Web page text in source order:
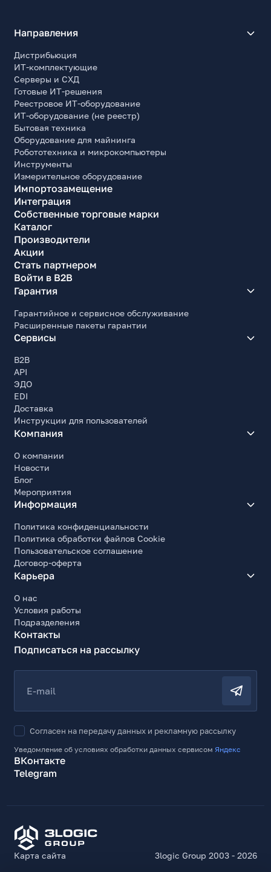
Направления
Дистрибьюция
ИТ-комплектующие
Серверы и СХД
Готовые ИТ-решения
Реестровое ИТ-оборудование
ИТ-оборудование (не реестр)
Бытовая техника
Оборудование для майнинга
Робототехника и микрокомпьютеры
Инструменты
Измерительное оборудование
Импортозамещение
Интеграция
Собственные торговые марки
Каталог
Производители
Акции
Стать партнером
Войти в B2B
Гарантия
Гарантийное и сервисное обслуживание
Расширенные пакеты гарантии
Сервисы
B2B
API
ЭДО
EDI
Доставка
Инструкции для пользователей
Компания
О компании
Новости
Блог
Мероприятия
Информация
Политика конфиденциальности
Политика обработки файлов Cookie
Пользовательское соглашение
Договор-оферта
Карьера
О нас
Условия работы
Подразделения
Контакты
Подписаться на рассылку
E-mail
Согласен на передачу данных и рекламную рассылку
Уведомление об условиях обработки данных сервисом Яндекс
ВКонтакте
Telegram
Карта сайта 3logic Group 2003 - 2026